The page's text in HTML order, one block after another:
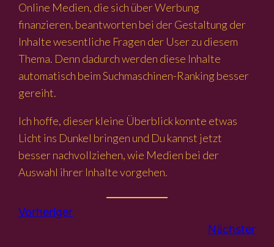
Online Medien, die sich über Werbung
finanzieren, beantworten bei der Gestaltung der
Inhalte wesentliche Fragen der User zu diesem
Thema. Denn dadurch werden diese Inhalte
automatisch beim Suchmaschinen-Ranking besser
gereiht.
Ich hoffe, dieser kleine Überblick konnte etwas
Licht ins Dunkel bringen und Du kannst jetzt
besser nachvollziehen, wie Medien bei der
Auswahl ihrer Inhalte vorgehen.
Vorheriger
Nächster